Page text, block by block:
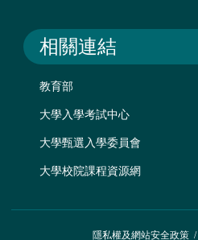
相關連結
教育部
大學入學考試中心
大學甄選入學委員會
大學校院課程資源網
隱私權及網站安全政策/